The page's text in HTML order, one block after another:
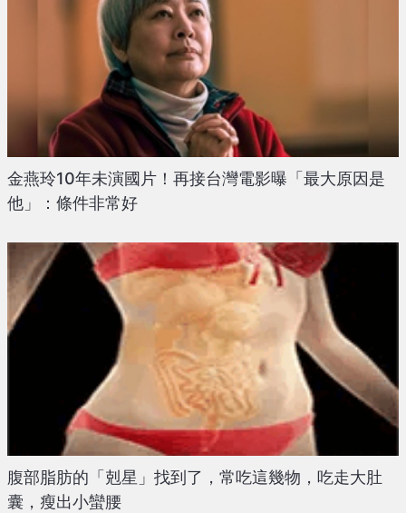
金燕玲10年未演國片！再接台灣電影曝「最大原因是
他」：條件非常好
腹部脂肪的「剋星」找到了，常吃這幾物，吃走大肚
囊，瘦出小蠻腰